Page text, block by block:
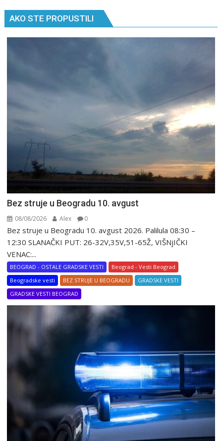
AKO STE PROPUSTILI
Bez struje u Beogradu 10. avgust
08/08/2026 Alex 0
Bez struje u Beogradu 10. avgust 2026. Palilula 08:30 –
12:30 SLANAČKI PUT: 26-32V,35V,51-65Ž, VIŠNjIČKI
VENAC:...
BEOGRAD - OSTALE GRADSKE VESTI
Beograd - Vesti Beograd
Beogradske vesti
BEZ STRUJE U BEOGRADU
GRADSKE VESTI
GRADSKE VESTI BEOGRAD